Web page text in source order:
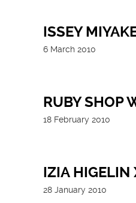
ISSEY
6 March 2010
RUBY SHOP
18 February 2010
IZIA HIGELIN
28 January 2010